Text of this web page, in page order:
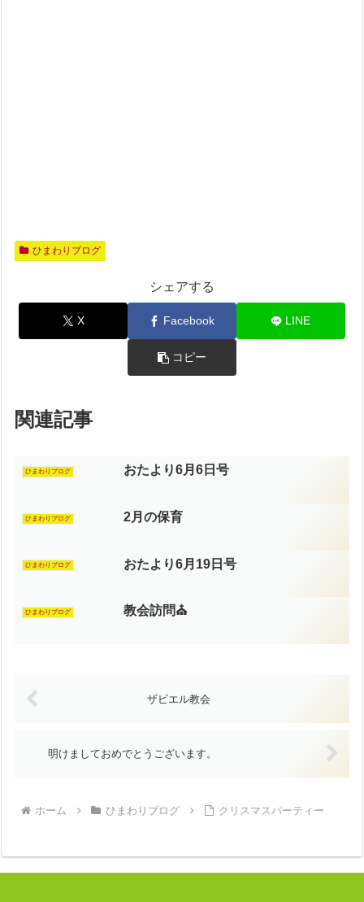
ひまわりブログ
シェアする
X Facebook LINE
コピー
関連記事
ひまわりブログ おたより6月6日号
ひまわりブログ 2月の保育
ひまわりブログ おたより6月19日号
ひまわりブログ 教会訪問⛪️
ザビエル教会
明けましておめでとうございます。
ホーム ひまわりブログ クリスマスパーティー